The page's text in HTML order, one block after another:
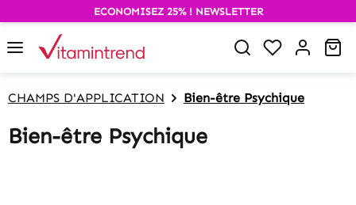
springen
ECONOMISEZ 25% ! NEWSLETTER
Du hast 0
CHAMPS D'APPLICATION Bien-être Psychique
Bien-être Psychique